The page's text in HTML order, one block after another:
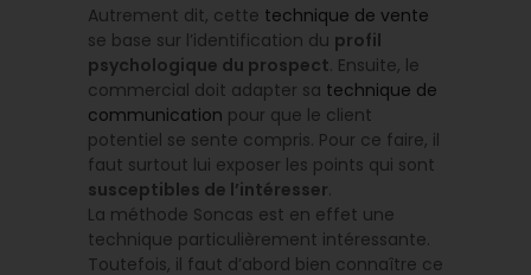
Autrement dit, cette technique de vente
se base sur l’identification du profil
psychologique du prospect. Ensuite, le
commercial doit adapter sa technique de
communication pour que le client
potentiel se sente compris. Pour ce faire, il
faut surtout lui exposer les points qui sont
susceptibles de l’intéresser.
La méthode Soncas est en effet une
technique particulièrement intéressante.
Toutefois, il faut d’abord bien connaître ce